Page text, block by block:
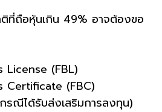
ที่ถือหุ้นเกิน 49% อาจต้องขอ
License (FBL)
Certificate (FBC)
ณีได้รับส่งเสริมการลงทุน)